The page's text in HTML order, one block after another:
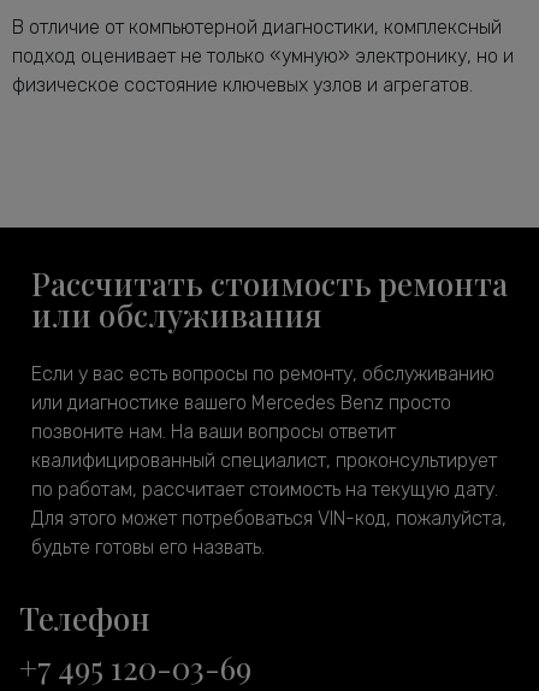
В отличие от компьютерной диагностики, комплексный
подход оценивает не только «умную» электронику, но и
физическое состояние ключевых узлов и агрегатов.
Рассчитать стоимость ремонта
или обслуживания
Если у вас есть вопросы по ремонту, обслуживанию
или диагностике вашего Mercedes Benz просто
позвоните нам. На ваши вопросы ответит
квалифицированный специалист, проконсультирует
по работам, рассчитает стоимость на текущую дату.
Для этого может потребоваться VIN-код, пожалуйста,
будьте готовы его назвать.
Телефон
+7 495 120-03-69